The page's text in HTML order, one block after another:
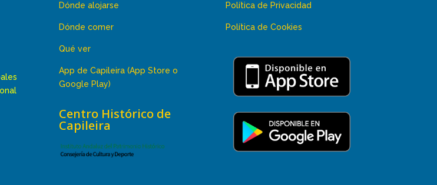
Dónde alojarse
Dónde comer
Qué ver
App de Capileira (App Store o
Google Play)
Centro Histórico de
Capileira
Política de Privacidad
Política de Cookies